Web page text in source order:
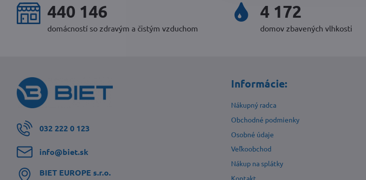
466 732
domácností so zdravým a čistým vzduchom
4 424
domov zbavených vlhkosti
032 222 0 123
info​@biet​.sk
BIET EUROPE s​.r​.o​.
Informácie:
Nákupný radca
Obchodné podmienky
Osobné údaje
Veľkoobchod
Nákup na splátky
Kontakt